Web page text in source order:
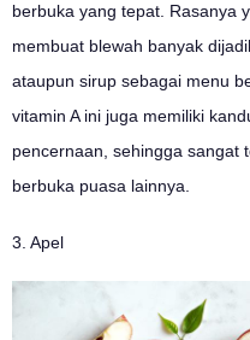
berbuka yang tepat. Rasanya
membuat blewah banyak
ataupun sirup sebagai menu
vitamin A ini juga memiliki
pencernaan, sehingga sangat
berbuka puasa lainnya.
3. Apel